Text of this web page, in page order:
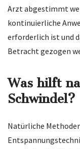
Arzt abgestimmt
kontinuierliche
erforderlich ist und
Betracht gezogen
Was hilft
Schwindel?
Natürliche